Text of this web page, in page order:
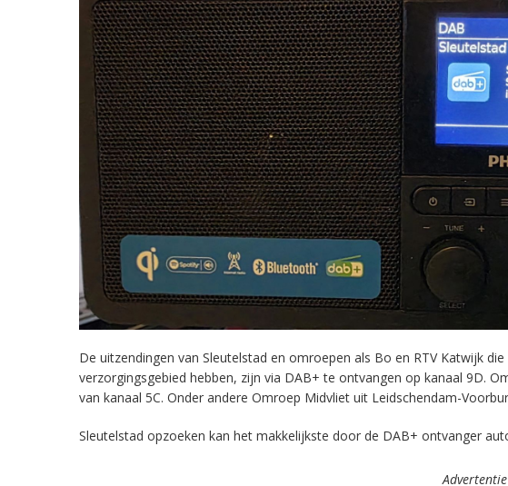
De uitzendingen van Sleutelstad en omroepen als Bo en RTV Katwijk
verzorgingsgebied hebben, zijn via DAB+ te ontvangen op kanaal 9D.
van kanaal 5C. Onder andere Omroep Midvliet uit Leidschendam-
Sleutelstad opzoeken kan het makkelijkste door de DAB+ ontvanger
Advertentie